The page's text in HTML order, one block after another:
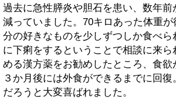
過去に急性膵炎や胆石を患い、数年
減っていました。70キロあった体重
分の好きなものを少しずつしか食べ
に下痢をするということで相談に来
める漢方薬をお勧めしたところ、食
３か月後には外食ができるまでに回
だろうと大変喜ばれました。